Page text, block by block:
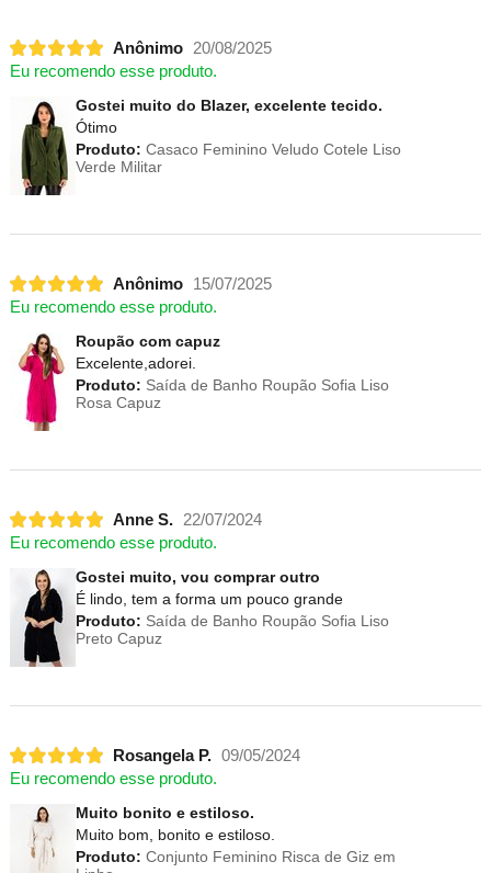
Anônimo
20/08/2025
Eu recomendo esse produto.
Gostei muito do Blazer, excelente tecido.
Ótimo
Produto: Casaco Feminino Veludo Cotele Liso
Verde Militar
Anônimo
15/07/2025
Eu recomendo esse produto.
Roupão com capuz
Excelente,adorei.
Produto: Saída de Banho Roupão Sofia Liso
Rosa Capuz
Anne S.
22/07/2024
Eu recomendo esse produto.
Gostei muito, vou comprar outro
É lindo, tem a forma um pouco grande
Produto: Saída de Banho Roupão Sofia Liso
Preto Capuz
Rosangela P. 09/05/2024
Eu recomendo esse produto.
Muito bonito e estiloso.
Muito bom, bonito e estiloso.
Produto: Conjunto Feminino Risca de Giz em